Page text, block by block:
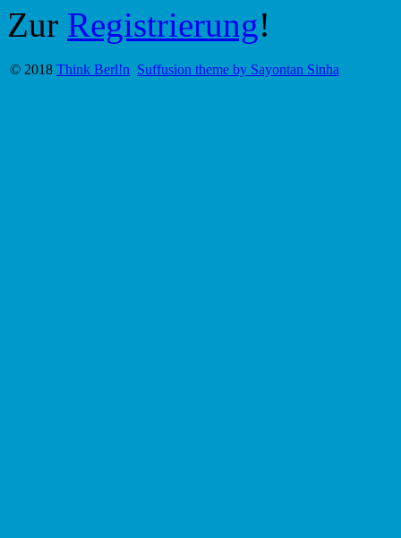
Zur Registrierung!
© 2018 Think Berl!n Suffusion theme by Sayontan Sinha